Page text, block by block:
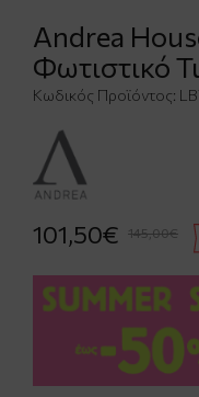
Andrea
Φωτιστικό
Κωδικός Προϊόντος:
101,50€ 145,00€